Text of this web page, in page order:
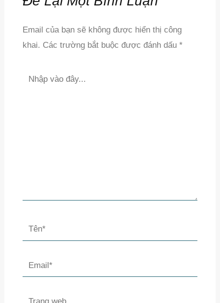
Email của bạn sẽ không được hiển thị công
khai. Các trường bắt buộc được đánh dấu *
Tên*
Email*
Trang